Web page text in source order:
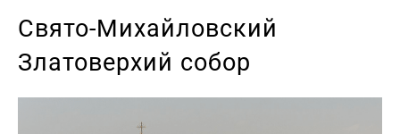
Свято-Михайловский
Златоверхий собор